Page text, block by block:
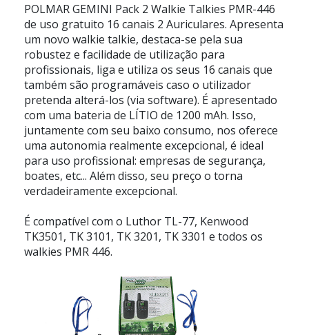
POLMAR GEMINI Pack 2 Walkie Talkies PMR-446
de uso gratuito 16 canais 2 Auriculares. Apresenta
um novo walkie talkie, destaca-se pela sua
robustez e facilidade de utilização para
profissionais, liga e utiliza os seus 16 canais que
também são programáveis caso o utilizador
pretenda alterá-los (via software). É apresentado
com uma bateria de LÍTIO de 1200 mAh. Isso,
juntamente com seu baixo consumo, nos oferece
uma autonomia realmente excepcional, é ideal
para uso profissional: empresas de segurança,
boates, etc... Além disso, seu preço o torna
verdadeiramente excepcional.
É compatível com o Luthor TL-77, Kenwood
TK3501, TK 3101, TK 3201, TK 3301 e todos os
walkies PMR 446.